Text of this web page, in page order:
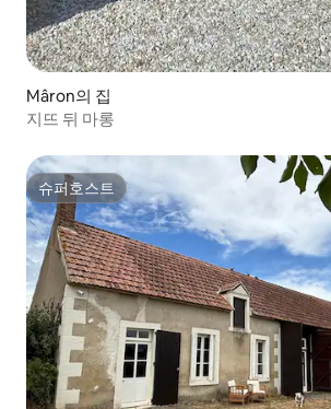
Mâron의 집
지뜨 뒤 마롱
슈퍼호스트
슈퍼호스트